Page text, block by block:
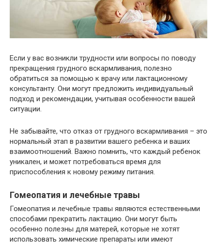
Если у вас возникли трудности или вопросы по поводу
прекращения грудного вскармливания, полезно
обратиться за помощью к врачу или лактационному
консультанту. Они могут предложить индивидуальный
подход и рекомендации, учитывая особенности вашей
ситуации.
Не забывайте, что отказ от грудного вскармливания – это
нормальный этап в развитии вашего ребенка и ваших
взаимоотношений. Важно помнить, что каждый ребенок
уникален, и может потребоваться время для
приспособления к новому режиму питания.
Гомеопатия и лечебные травы
Гомеопатия и лечебные травы являются естественными
способами прекратить лактацию. Они могут быть
особенно полезны для матерей, которые не хотят
использовать химические препараты или имеют